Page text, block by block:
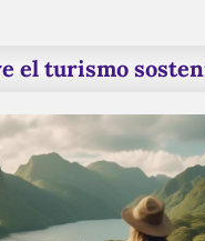
el turismo